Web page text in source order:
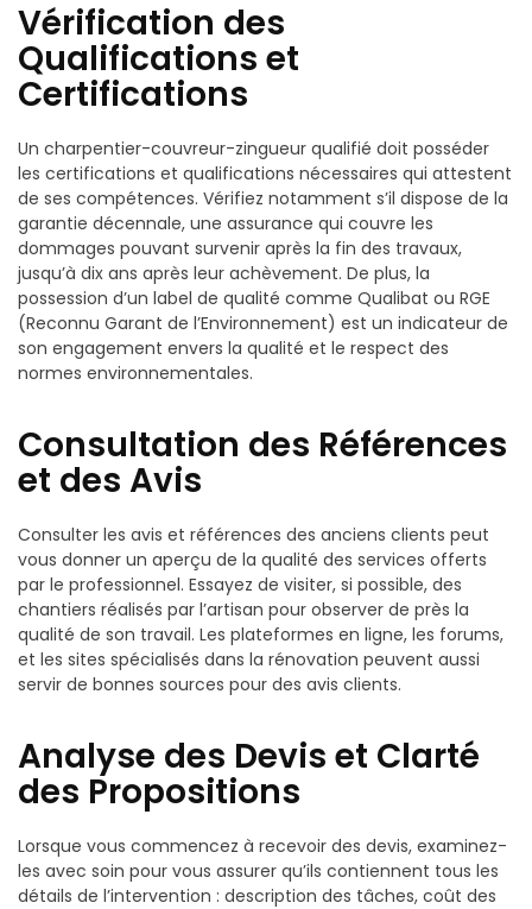
Vérification des
Qualifications et
Certifications
Un charpentier-couvreur-zingueur qualifié doit posséder
les certifications et qualifications nécessaires qui attestent
de ses compétences. Vérifiez notamment s’il dispose de la
garantie décennale, une assurance qui couvre les
dommages pouvant survenir après la fin des travaux,
jusqu’à dix ans après leur achèvement. De plus, la
possession d’un label de qualité comme Qualibat ou RGE
(Reconnu Garant de l’Environnement) est un indicateur de
son engagement envers la qualité et le respect des
normes environnementales.
Consultation des Références
et des Avis
Consulter les avis et références des anciens clients peut
vous donner un aperçu de la qualité des services offerts
par le professionnel. Essayez de visiter, si possible, des
chantiers réalisés par l’artisan pour observer de près la
qualité de son travail. Les plateformes en ligne, les forums,
et les sites spécialisés dans la rénovation peuvent aussi
servir de bonnes sources pour des avis clients.
Analyse des Devis et Clarté
des Propositions
Lorsque vous commencez à recevoir des devis, examinez-
les avec soin pour vous assurer qu’ils contiennent tous les
détails de l’intervention : description des tâches, coût des